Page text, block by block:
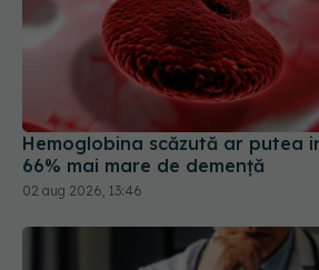
Hemoglobina scăzută ar putea
66% mai mare de demență
02 aug 2026, 13:46